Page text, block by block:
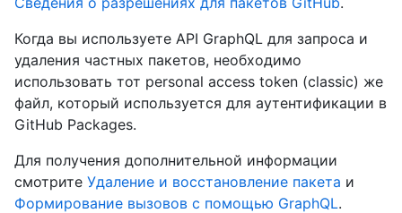
Когда вы используете API GraphQL для запроса и
удаления частных пакетов, необходимо
использовать тот personal access token (classic) же
файл, который используется для аутентификации в
GitHub Packages.
Для получения дополнительной информации
смотрите Удаление и восстановление пакета и
Формирование вызовов с помощью GraphQL.